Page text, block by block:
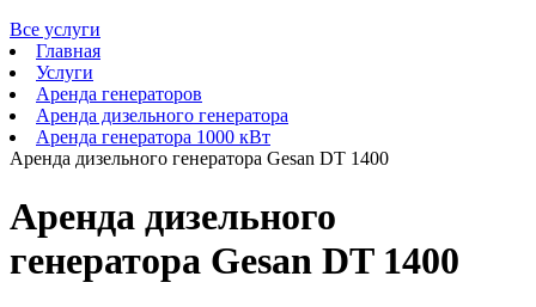
Все услуги
Главная
Услуги
Аренда генераторов
Аренда дизельного генератора
Аренда генератора 1000 кВт
Аренда дизельного генератора Gesan DT 1400
Аренда дизельного
генератора Gesan DT 1400